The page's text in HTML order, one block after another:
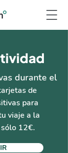
durante el
de
para
viaje a la
12€.